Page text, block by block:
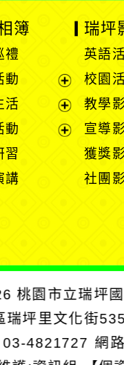
簿
禮
動
展
選
活
展
開
動
習
講
瑞坪
英語
校園
教學
宣導
獲獎
社團
桃園市立瑞坪
瑞坪里文化街
03-4821727 網